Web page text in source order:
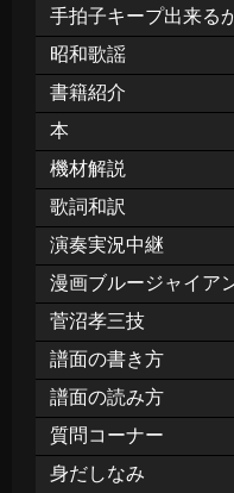
手拍子キープ出来る
昭和歌謡
書籍紹介
本
機材解説
歌詞和訳
演奏実況中継
漫画ブルージャイア
菅沼孝三技
譜面の書き方
譜面の読み方
質問コーナー
身だしなみ